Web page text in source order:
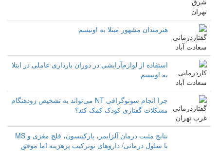
هنرمندان مشهور مبتلا به اوتیسم
استفاده از لوازم‌آرایشی در دوران بارداری عاملی در ابتلا
به اوتیسم
چرا انجام سونوگرافی NT می‌تواند به تشخیص زودهنگام
مشکلات گفتاری کودک کمک کند؟
نتایج مثبت درمان آلزایمر، پارکینسون، فلج مغزی و MS
با سلول درمانی/ داروهای نوترکیب پرهزینه اما موفق‌‌